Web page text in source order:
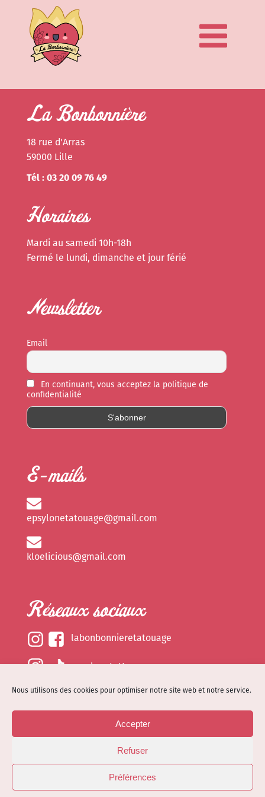
Nous utilisons des cookies pour optimiser notre site web et notre service.
Accepter
Refuser
Préférences
La Bonbonnière
18 rue d'Arras
59000 Lille
Tél : 03 20 09 76 49
Horaires
Mardi au samedi 10h-18h
Fermé le lundi, dimanche et jour férié
Newsletter
Email
En continuant, vous acceptez la politique de
confidentialité
E-mails
epsylonetatouage@gmail.com
kloelicious@gmail.com
Réseaux sociaux
labonbonnieretatouage
epsylonetattoo
kloelicious_
Mentions légales
Politique de cookies (EU)
© Site web réalisé parDénode- Illustrations par
Kloelicioustattoo tous droits réservés